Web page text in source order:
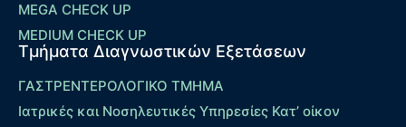
MEGA CHECK UP
MEDIUM CHECK UP
Τμήματα Διαγνωστικών Εξετάσεων
ΓΑΣΤΡΕΝΤΕΡΟΛΟΓΙΚΟ ΤΜΗΜΑ
Ιατρικές και Νοσηλευτικές Υπηρεσίες Κατ’ οίκον